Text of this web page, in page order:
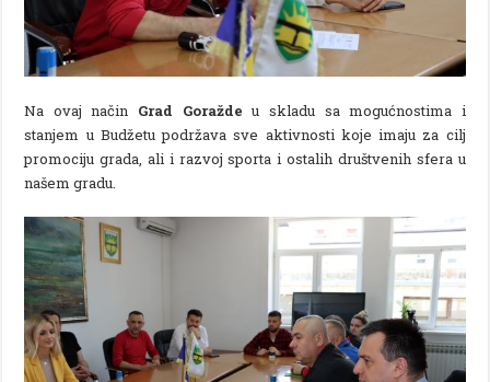
Na ovaj način Grad Goražde u skladu sa mogućnostima i
stanjem u Budžetu podržava sve aktivnosti koje imaju za cilj
promociju grada, ali i razvoj sporta i ostalih društvenih sfera u
našem gradu.